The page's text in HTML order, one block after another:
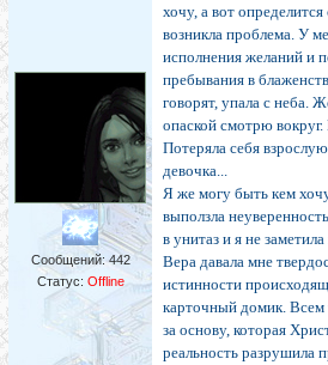
Сообщений: 442
Статус: Offline
хочу, а вот
возникла проблема. У
исполнения желаний и
пребывания в
говорят, упала с неба.
опаской смотрю вокруг.
Потеряла себя
девочка...
Я же могу быть кем
выползла
в унитаз и я не
Вера давала мне
истинности
карточный домик. Всем
за основу, которая
реальность разрушила